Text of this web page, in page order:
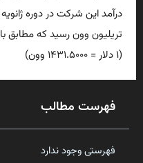
تریلیون وون رسید که مطابق با تخمین قبلی
(۱ دلار = ۱۴۳۱.۵۰۰۰ وون)
فهرست مطالب
فهرستی وجود ندارد